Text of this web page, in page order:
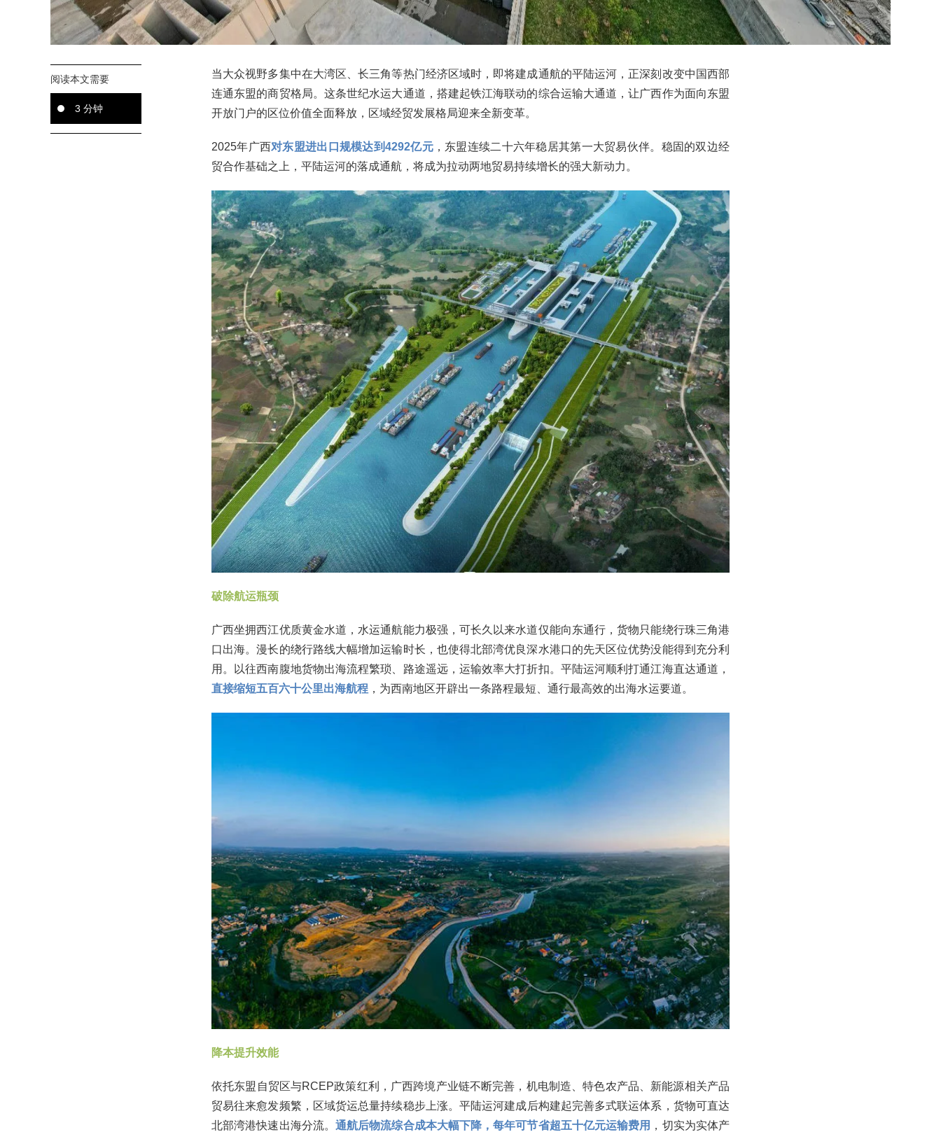
阅读本文需要
3 分钟
当大众视野多集中在大湾区、长三角等热门经济区域时，即将建成通航的平陆运河，正深刻改变中国西部
连通东盟的商贸格局。这条世纪水运大通道，搭建起铁江海联动的综合运输大通道，让广西作为面向东盟
开放门户的区位价值全面释放，区域经贸发展格局迎来全新变革。
2025年广西对东盟进出口规模达到4292亿元，东盟连续二十六年稳居其第一大贸易伙伴。稳固的双边经
贸合作基础之上，平陆运河的落成通航，将成为拉动两地贸易持续增长的强大新动力。
破除航运瓶颈
广西坐拥西江优质黄金水道，水运通航能力极强，可长久以来水道仅能向东通行，货物只能绕行珠三角港
口出海。漫长的绕行路线大幅增加运输时长，也使得北部湾优良深水港口的先天区位优势没能得到充分利
用。以往西南腹地货物出海流程繁琐、路途遥远，运输效率大打折扣。平陆运河顺利打通江海直达通道，
直接缩短五百六十公里出海航程 ，为西南地区开辟出一条路程最短、通行最高效的出海水运要道。
降本提升效能
依托东盟自贸区与RCEP政策红利，广西跨境产业链不断完善，机电制造、特色农产品、新能源相关产品
贸易往来愈发频繁，区域货运总量持续稳步上涨。 平陆运河建成后构建起完善多式联运体系，货物可直达
北部湾港快速出海分流。 通航后物流综合成本大幅下降，每年可节省超五十亿元运输费用 ，切实为实体产